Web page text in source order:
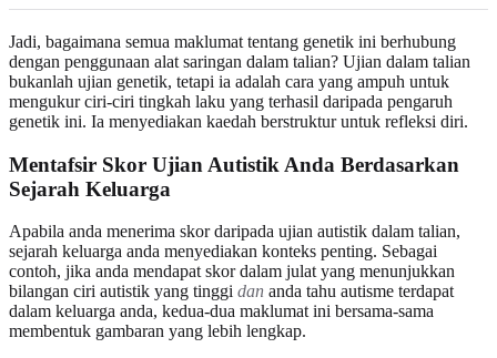
Jadi, bagaimana semua maklumat tentang genetik ini berhubung
dengan penggunaan alat saringan dalam talian? Ujian dalam talian
bukanlah ujian genetik, tetapi ia adalah cara yang ampuh untuk
mengukur ciri-ciri tingkah laku yang terhasil daripada pengaruh
genetik ini. Ia menyediakan kaedah berstruktur untuk refleksi diri.
Mentafsir Skor Ujian Autistik Anda Berdasarkan
Sejarah Keluarga
Apabila anda menerima skor daripada ujian autistik dalam talian,
sejarah keluarga anda menyediakan konteks penting. Sebagai
contoh, jika anda mendapat skor dalam julat yang menunjukkan
bilangan ciri autistik yang tinggi dan anda tahu autisme terdapat
dalam keluarga anda, kedua-dua maklumat ini bersama-sama
membentuk gambaran yang lebih lengkap.